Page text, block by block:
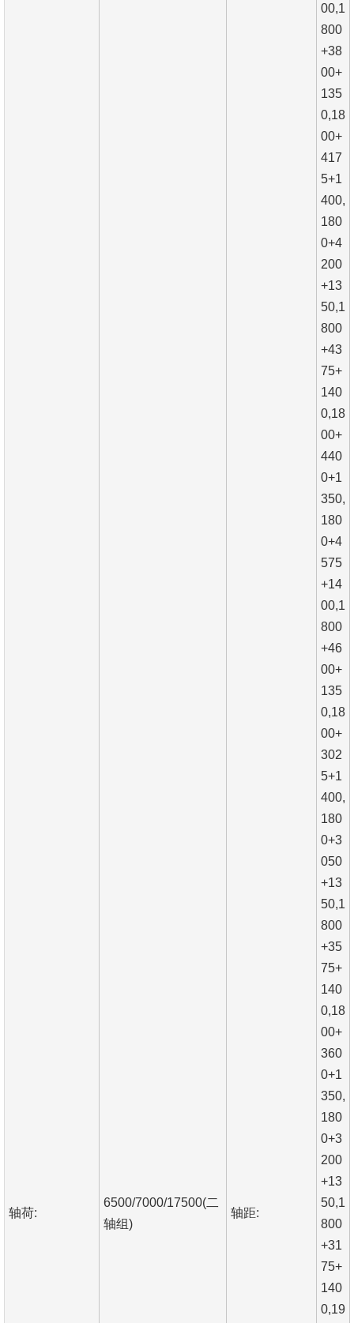
轴荷:
6500/7000/17500(二
轴组)
轴距:
00,1
800
+38
00+
135
0,18
00+
417
5+1
400,
180
0+4
200
+13
50,1
800
+43
75+
140
0,18
00+
440
0+1
350,
180
0+4
575
+14
00,1
800
+46
00+
135
0,18
00+
302
5+1
400,
180
0+3
050
+13
50,1
800
+35
75+
140
0,18
00+
360
0+1
350,
180
0+3
200
+13
50,1
800
+31
75+
140
0,19